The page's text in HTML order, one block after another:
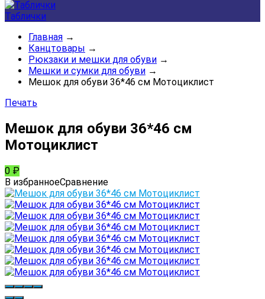
Таблички
Главная →
Канцтовары →
Рюкзаки и мешки для обуви →
Мешки и сумки для обуви →
Мешок для обуви 36*46 см Мотоциклист
Печать
Мешок для обуви 36*46 см
Мотоциклист
0 ₽
В избранноеСравнение